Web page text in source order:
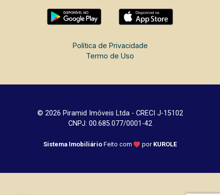
Política de Privacidade
Termo de Uso
© 2026 Piramid Imóveis Ltda - CRECI J-15102
CNPJ: 00.685.077/0001-42
Sistema Imobiliário Feito com por KUROLE